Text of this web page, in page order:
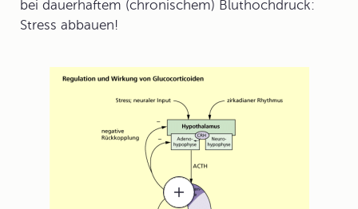
bei dauerhaftem (chronischem) Bluthochdruck:
Stress abbauen!